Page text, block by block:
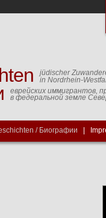
jüdischer
in Nordrhein-
еврейских иммигрантов,
в федеральной земле
/ Биографии